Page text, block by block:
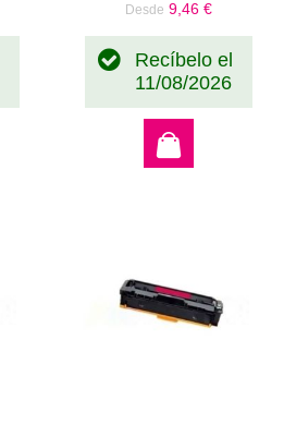
Desde 9,46 €
Recíbelo el
11/08/2026